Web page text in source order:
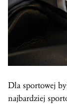
Dla sportowej
najbardziej